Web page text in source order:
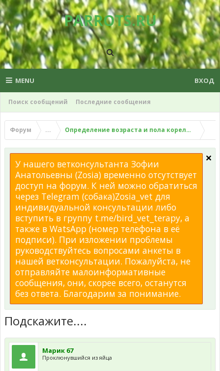
PARROTS.RU
MENU
Поиск сообщений Последние сообщения
ВХОД
Форум ... Определение возраста и пола корелл. Плюсы
У нашего ветконсультанта Зофии
Анатольевны (Zosia) временно отсутствует
доступ на форум. К ней можно обратиться
через Telegram (собака)Zosia_vet для
индивидуальной консультации либо
вступить в группу t.me/bird_vet_terapy, а
также в WatsApp (номер телефона в её
подписи). При изложении проблемы
руководствуйтесь вопросами анкеты в
нашей ветконсультации. Пожалуйста, не
отправляйте малоинформативные
сообщения, они, скорее всего, останутся
без ответа. Благодарим за понимание.
Подскажите....
Марик 67
Проклюнувшийся из яйца